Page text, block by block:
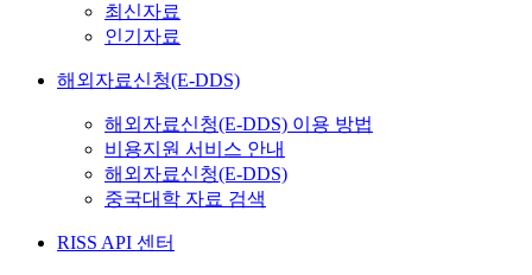
최신자료
인기자료
해외자료신청(E-DDS)
해외자료신청(E-DDS) 이용 방법
비용지원 서비스 안내
해외자료신청(E-DDS)
중국대학 자료 검색
RISS API 센터